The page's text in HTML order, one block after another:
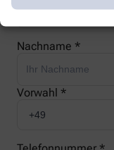
Nachname *
Vorwahl *